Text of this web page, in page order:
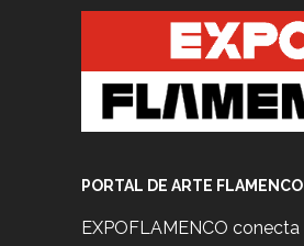
PORTAL DE ARTE FLAMENCO
EXPOFLAMENCO conecta